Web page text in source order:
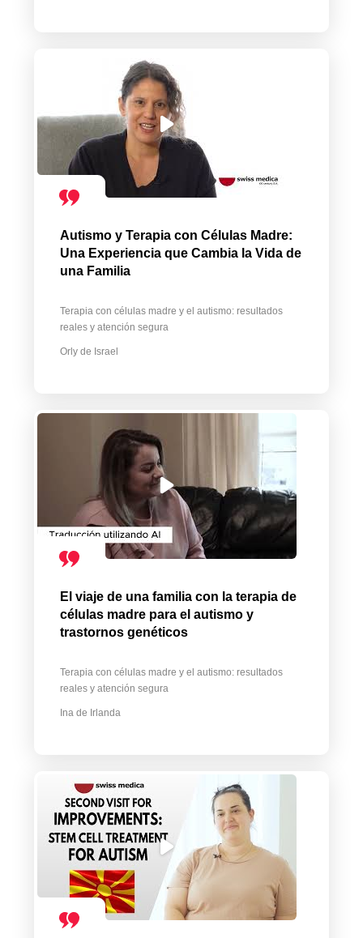
Autismo y Terapia con Células Madre:
Una Experiencia que Cambia la Vida de
una Familia
Terapia con células madre y el autismo: resultados
reales y atención segura
Orly de Israel
El viaje de una familia con la terapia de
células madre para el autismo y
trastornos genéticos
Terapia con células madre y el autismo: resultados
reales y atención segura
Ina de Irlanda